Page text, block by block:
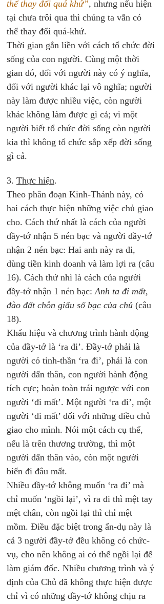
thể thay đổi quá khứ”, nhưng nếu hiện
tại chưa trôi qua thì chúng ta vẫn có
thể thay đổi quá-khứ.
Thời gian gắn liền với cách tổ chức đời
sống của con người. Cùng một thời
gian đó, đối với người này có ý nghĩa,
đối với người khác lại vô nghĩa; người
này làm được nhiều việc, còn người
khác không làm được gì cả; vì một
người biết tổ chức đời sống còn người
kia thì không tổ chức sắp xếp đời sống
gì cả.
3. Thực hiện.
Theo phân đoạn Kinh-Thánh này, có
hai cách thực hiện những việc chủ giao
cho. Cách thứ nhất là cách của người
đầy-tớ nhận 5 nén bạc và người đầy-tớ
nhận 2 nén bạc: Hai anh này ra đi,
dùng tiền kinh doanh và làm lợi ra (câu
16). Cách thứ nhì là cách của người
đầy-tớ nhận 1 nén bạc: Anh ta đi mất,
đào đất chôn giấu số bạc của chủ (câu
18).
Khẩu hiệu và chương trình hành động
của đầy-tớ là ‘ra đi’. Đầy-tớ phải là
người có tinh-thần ‘ra đi’, phải là con
người dấn thân, con người hành động
tích cực; hoàn toàn trái ngược với con
người ‘đi mất’. Một người ‘ra đi’, một
người ‘đi mất’ đối với những điều chủ
giao cho mình. Nói một cách cụ thể,
nếu là trên thương trường, thì một
người dấn thân vào, còn một người
biến đi đâu mất.
Nhiều đầy-tớ không muốn ‘ra đi’ mà
chỉ muốn ‘ngồi lại’, vì ra đi thì mệt tay
mệt chân, còn ngồi lại thì chỉ mệt
mồm. Điều đặc biệt trong ẩn-dụ này là
cả 3 người đầy-tớ đều không có chức-
vụ, cho nên không ai có thể ngồi lại để
làm giám đốc. Nhiều chương trình và ý
định của Chủ đã không thực hiện được
chỉ vì có những đầy-tớ không chịu ra